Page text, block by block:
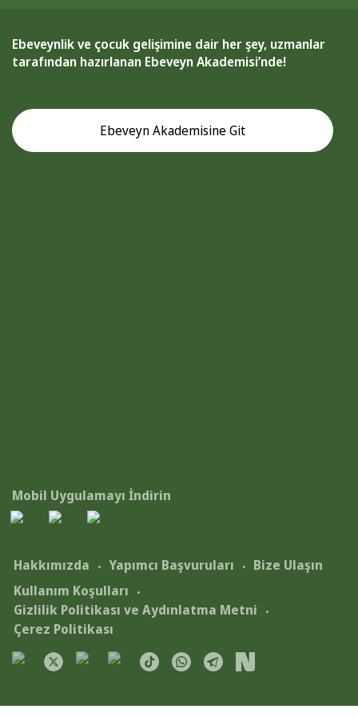
Ebeveynlik ve çocuk gelişimine dair her şey, uzmanlar
tarafından hazırlanan Ebeveyn Akademisi’nde!
Ebeveyn Akademisine Git
Mobil Uygulamayı İndirin
Hakkımızda Yapımcı Başvuruları
Bize Ulaşın
Kullanım Koşulları
Gizlilik Politikası ve Aydınlatma Metni
Çerez Politikası